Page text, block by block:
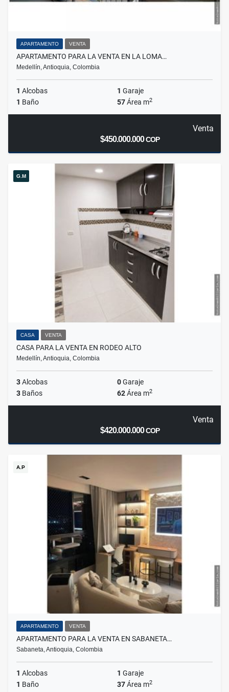
APARTAMENTO VENTA
APARTAMENTO PARA LA VENTA EN LA LOMA…
Medellín, Antioquia, Colombia
1 Alcobas 1 Garaje
1 Baño 57Área m2
Venta
$450.000.000COP
G.M
CASA VENTA
CASA PARA LA VENTA EN RODEO ALTO
Medellín, Antioquia, Colombia
3Alcobas 0Garaje
3 Baños 62Área m2
Venta
$420.000.000COP
A.P
APARTAMENTO VENTA
APARTAMENTO PARA LA VENTA EN SABANETA…
Sabaneta, Antioquia, Colombia
1 Alcobas 1 Garaje
1 Baño 37Área m2